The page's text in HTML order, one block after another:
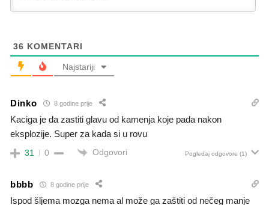
36 KOMENTARI
Najstariji
Dinko 8 godine prije
Kaciga je da zastiti glavu od kamenja koje pada nakon
eksplozije. Super za kada si u rovu
31 0 Odgovori Pogledaj odgovore (1)
bbbb 8 godine prije
Ispod šljema mozga nema al može ga zaštiti od nečeg manje